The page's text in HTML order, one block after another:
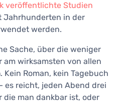
veröffentlichte Studien
Jahrhunderten in der
werden.
Sache, über die weniger
wirksamsten von allen
. Kein Roman, kein Tagebuch
es reicht, jeden Abend drei
man dankbar ist, oder